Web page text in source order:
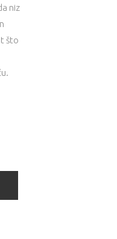
niz
što